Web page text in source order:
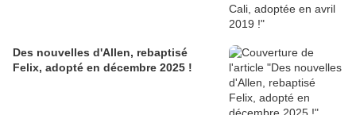
Des nouvelles d'Allen, rebaptisé
Felix, adopté en décembre 2025 !